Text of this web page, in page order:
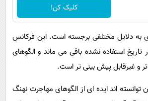
کلیک کن!
۵۲ هرتزی به دلایل مختلفی برجسته است. این فرکانس
استفاده نشده باقی می ماند و الگوهای
تر و غیرقابل پیش بینی تر است.
توانسته اند ایده ای از الگوهای مهاجرت نهنگ